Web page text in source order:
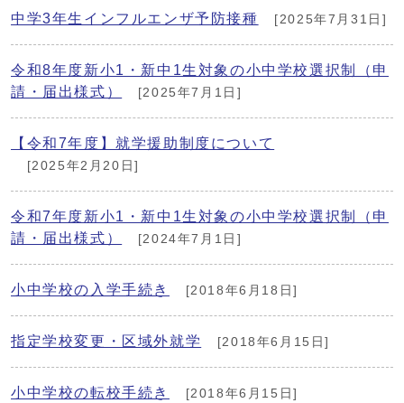
中学3年生インフルエンザ予防接種 [2025年7月31日]
令和8年度新小1・新中1生対象の小中学校選択制（申
請・届出様式）
[2025年7月1日]
【令和7年度】就学援助制度について
[2025年2月20日]
令和7年度新小1・新中1生対象の小中学校選択制（申
請・届出様式）
[2024年7月1日]
小中学校の入学手続き [2018年6月18日]
指定学校変更・区域外就学 [2018年6月15日]
小中学校の転校手続き [2018年6月15日]